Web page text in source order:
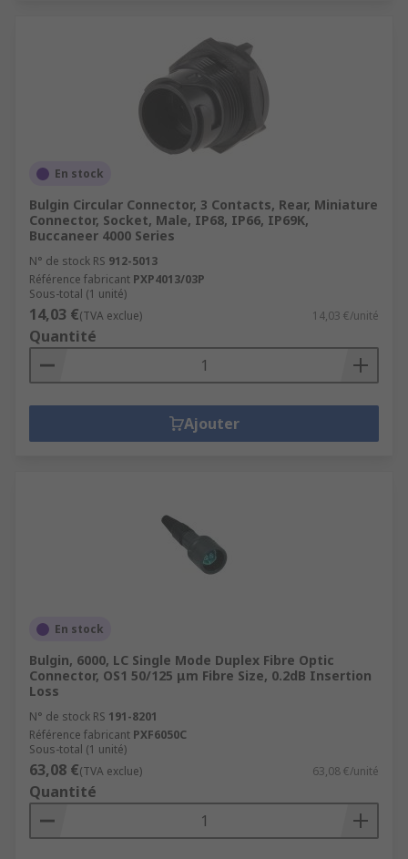
En stock
Bulgin Circular Connector, 3 Contacts, Rear, Miniature
Connector, Socket, Male, IP68, IP66, IP69K,
Buccaneer 4000 Series
N° de stock RS 912-5013
Référence fabricant PXP4013/03P
Sous-total (1 unité)
14,03 €(TVA exclue) 14,03 €/unité
Quantité
Ajouter
En stock
Bulgin, 6000, LC Single Mode Duplex Fibre Optic
Connector, OS1 50/125 μm Fibre Size, 0.2dB Insertion
Loss
N° de stock RS 191-8201
Référence fabricant PXF6050C
Sous-total (1 unité)
63,08 €(TVA exclue) 63,08 €/unité
Quantité